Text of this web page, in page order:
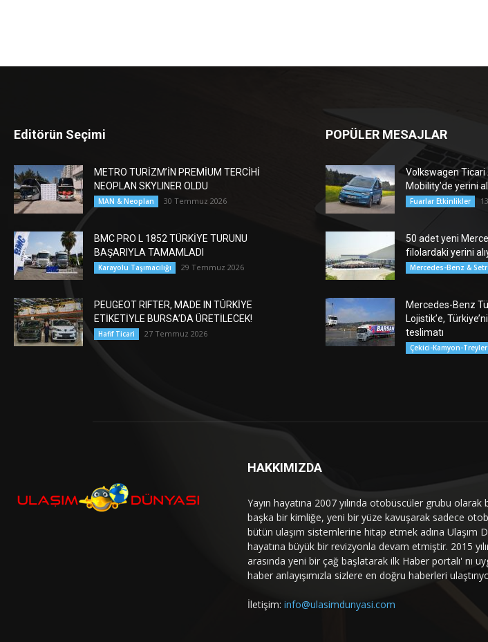
Editörün Seçimi
METRO TURİZM’İN PREMİUM TERCİHİ
NEOPLAN SKYLINER OLDU
MAN & Neoplan 30 Temmuz 2026
BMC PRO L 1852 TÜRKİYE TURUNU
BAŞARIYLA TAMAMLADI
Karayolu Taşımacılığı 29 Temmuz 2026
PEUGEOT RIFTER, MADE IN TÜRKİYE
ETİKETİYLE BURSA’DA ÜRETİLECEK!
Hafif Ticari 27 Temmuz 2026
POPÜLER MESAJLAR
Volkswagen Ticari
Mobility’de yerini
Fuarlar Etkinlikler
50 adet yeni
filolardaki yerini
Mercedes-Benz &
Mercedes-Benz
Lojistik’e,
teslimatı
Çekici-Kamyon-Treyler
HAKKIMIZDA
Yayın hayatına 2007 yılında otobüscüler grubu olarak
başka bir kimliğe, yeni bir yüze kavuşarak sadece
bütün ulaşım sistemlerine hitap etmek adına Ulaşım
hayatına büyük bir revizyonla devam etmiştir. 2015
arasında yeni bir çağ başlatarak ilk Haber portalı' nı
haber anlayışımızla sizlere en doğru haberleri
İletişim: info@ulasimdunyasi.com